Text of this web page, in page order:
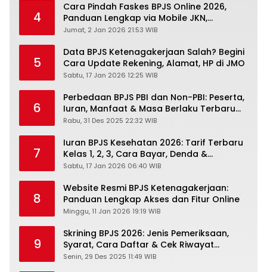
4
Cara Pindah Faskes BPJS Online 2026,
Panduan Lengkap via Mobile JKN,
PANDAWA & Offiline Kantor Cabang
Jumat, 2 Jan 2026 21:53 WIB
5
Data BPJS Ketenagakerjaan Salah? Begini
Cara Update Rekening, Alamat, HP di JMO
Sabtu, 17 Jan 2026 12:25 WIB
6
Perbedaan BPJS PBI dan Non-PBI: Peserta,
Iuran, Manfaat & Masa Berlaku Terbaru
2026
Rabu, 31 Des 2025 22:32 WIB
7
Iuran BPJS Kesehatan 2026: Tarif Terbaru
Kelas 1, 2, 3, Cara Bayar, Denda &
Panduan Lengkap Peserta JKN-KIS
Sabtu, 17 Jan 2026 06:40 WIB
8
Website Resmi BPJS Ketenagakerjaan:
Panduan Lengkap Akses dan Fitur Online
Minggu, 11 Jan 2026 19:19 WIB
9
Skrining BPJS 2026: Jenis Pemeriksaan,
Syarat, Cara Daftar & Cek Riwayat
Kesehatan Gratis
Senin, 29 Des 2025 11:49 WIB